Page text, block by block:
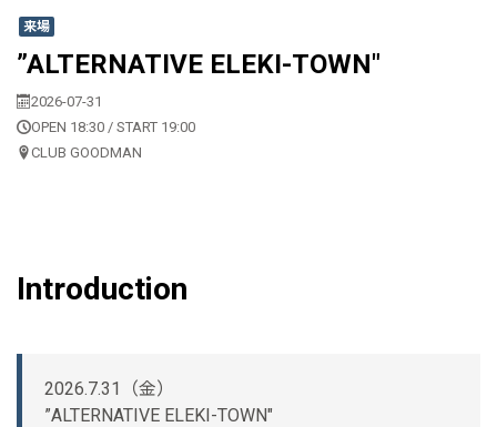
来場
”ALTERNATIVE ELEKI-TOWN"
2026-07-31
OPEN 18:30 / START 19:00
CLUB GOODMAN
Introduction
2026.7.31（金）
”ALTERNATIVE ELEKI-TOWN"